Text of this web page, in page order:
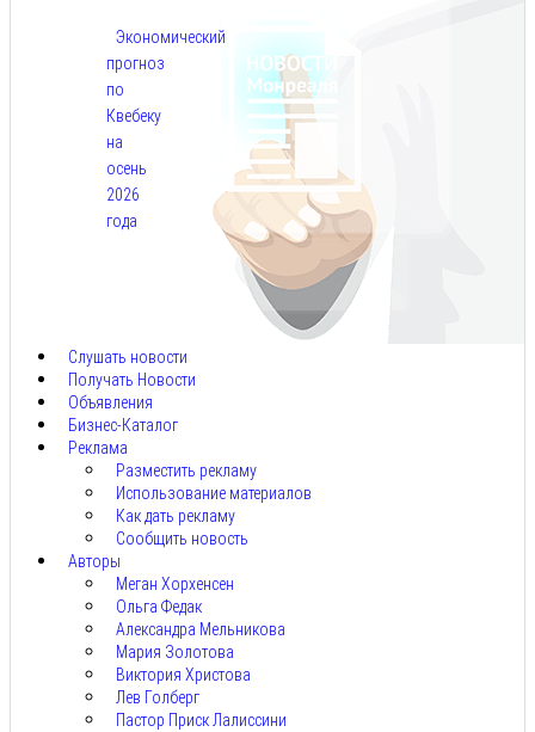
Экономический
прогноз
по
Квебеку
на
осень
2026
года
Слушать новости
Получать Новости
Объявления
Бизнес-Каталог
Реклама
Разместить рекламу
Использование материалов
Как дать рекламу
Сообщить новость
Авторы
Меган Хорхенсен
Ольга Федак
Александра Мельникова
Мария Золотова
Виктория Христова
Лев Голберг
Пастор Приск Лалиссини